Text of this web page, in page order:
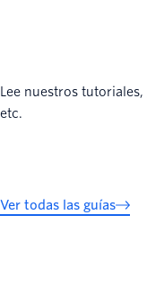
Lee nuestros
etc.
Ver todas las guías